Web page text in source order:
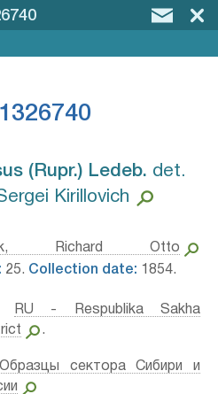
(Rupr.) Ledeb.⁣ det.
Kirillovich
Richard Otto
25. Collection date: 1854.
RU - Respublika Sakha
.
Образцы сектора Сибири и